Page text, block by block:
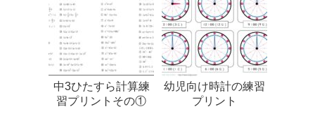
中3ひたすら計算練
習プリントその①
幼児向け時計の練習
プリント